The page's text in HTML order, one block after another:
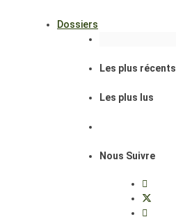
Dossiers
Les plus récents
Les plus lus
Nous Suivre